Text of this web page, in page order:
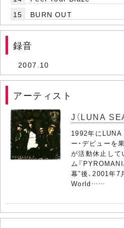
15
BURN OUT
録音
2007.10
アーティスト
J（LUNA
1992年に
ー・デビューを
が活動休止して
ム『
幕”後、2001年
World……